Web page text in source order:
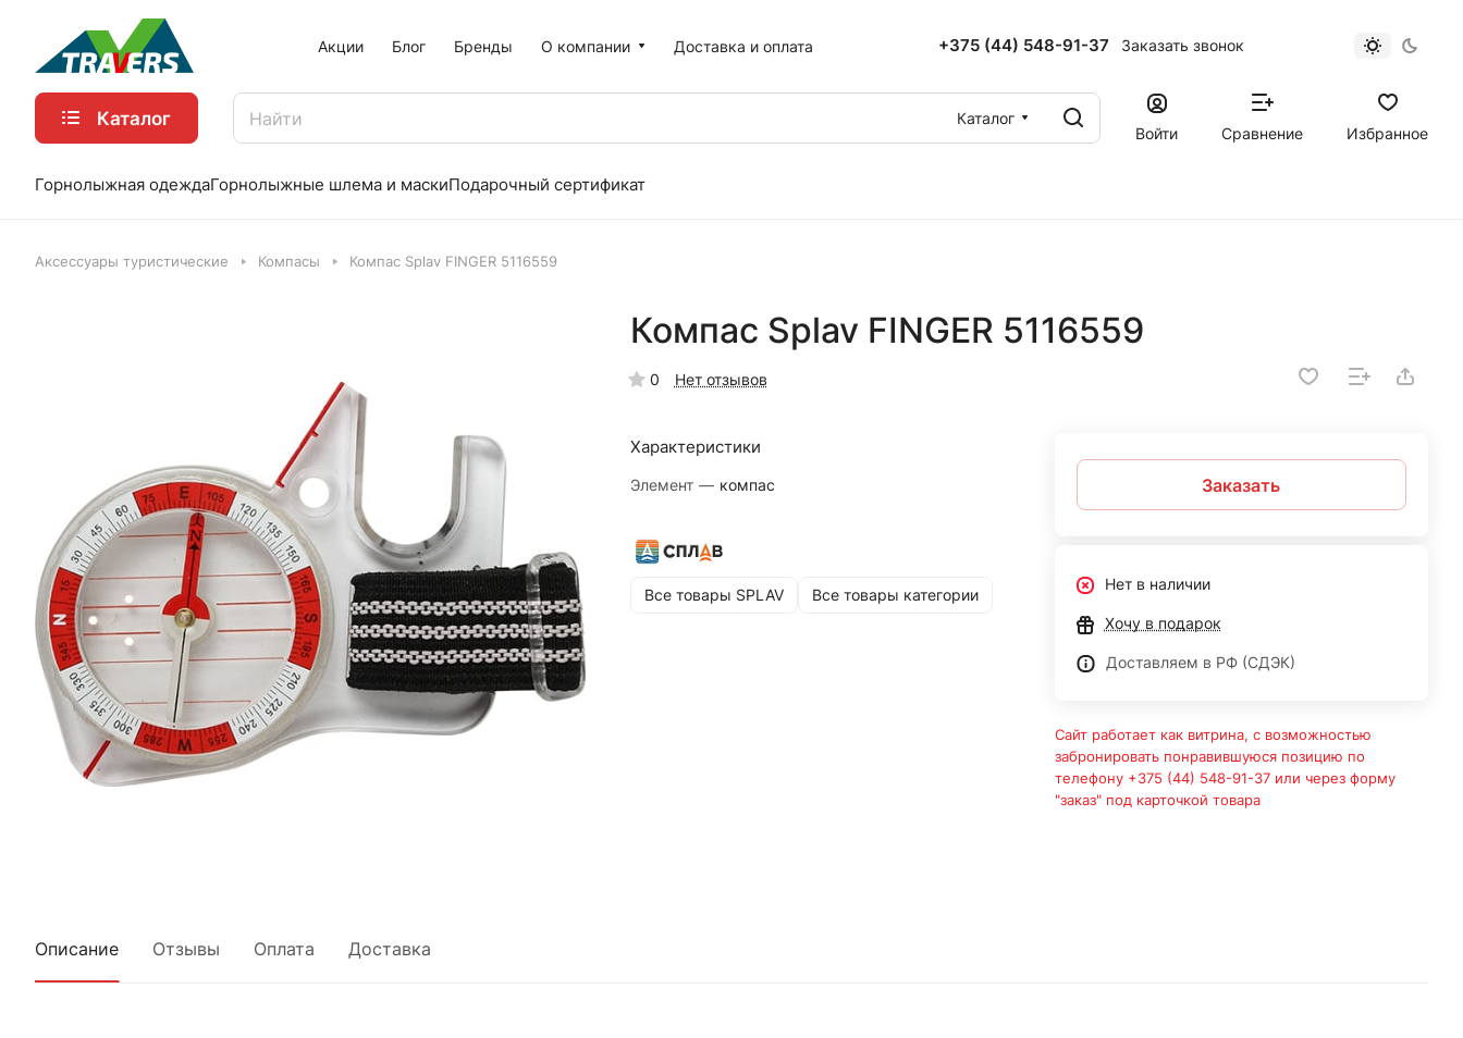
Акции Блог Бренды О компании Доставка и оплата +375 (44) 548-91-37 Заказать звонок
Каталог
Каталог
Войти
Сравнение Избранное
Горнолыжная одеждаГорнолыжные шлема и маскиПодарочный сертификат
Аксессуары туристические Компасы Компас Splav FINGER 5116559
Компас Splav FINGER 5116559
0 Нет отзывов
Характеристики
Элемент — компас
Все товары SPLAV Все товары категории
Заказать
Нет в наличии
Хочу в подарок
Доставляем в РФ (СДЭК)
Сайт работает как витрина, с возможностью
забронировать понравившуюся позицию по
телефону +375 (44) 548-91-37 или через форму
"заказ" под карточкой товара
Описание Отзывы Оплата Доставка